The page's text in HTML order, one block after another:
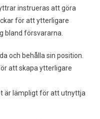
instrueras att göra
för att ytterligare
bland försvararna.
och behålla sin position.
att skapa ytterligare
är lämpligt för att utnyttja